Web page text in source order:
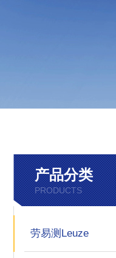
产品分类
PRODUCTS
劳易测Leuze